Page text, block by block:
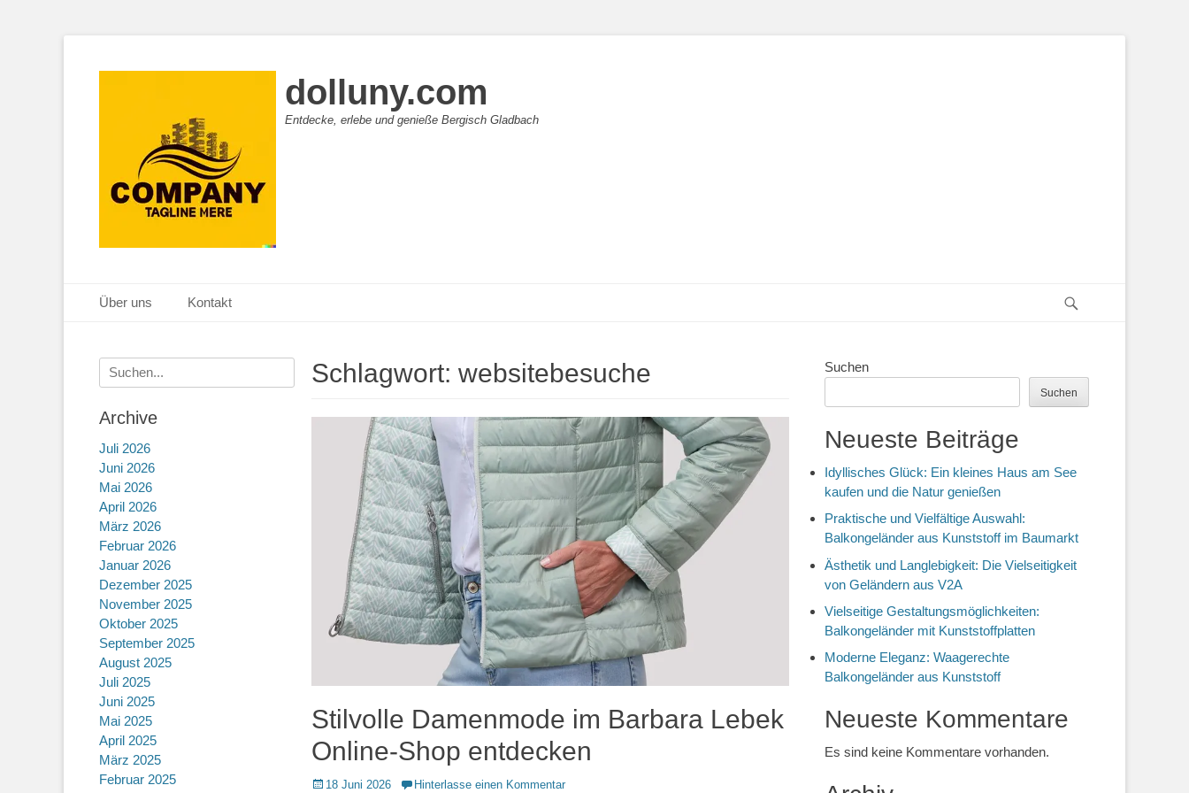
dolluny.com
Entdecke, erlebe und genieße Bergisch Gladbach
Primäres Menü
Zum
Inhalt
Über uns Kontakt
Schlagwort: websitebesuche
Stilvolle Damenmode im Barbara Lebek
Online-Shop entdecken
Posted
18 Juni 2026 Hinterlasse einen Kommentar
Suchen
Suchen
Neueste Beiträge
Idyllisches Glück: Ein kleines Haus am See
kaufen und die Natur genießen
Praktische und Vielfältige Auswahl:
Balkongeländer aus Kunststoff im Baumarkt
Ästhetik und Langlebigkeit: Die Vielseitigkeit
von Geländern aus V2A
Vielseitige Gestaltungsmöglichkeiten:
Balkongeländer mit Kunststoffplatten
Moderne Eleganz: Waagerechte
Balkongeländer aus Kunststoff
Neueste Kommentare
Es sind keine Kommentare vorhanden.
Suche
nach:
Archive
Juli 2026
Juni 2026
Mai 2026
April 2026
März 2026
Februar 2026
Januar 2026
Dezember 2025
November 2025
Oktober 2025
September 2025
August 2025
Juli 2025
Juni 2025
Mai 2025
April 2025
März 2025
Februar 2025